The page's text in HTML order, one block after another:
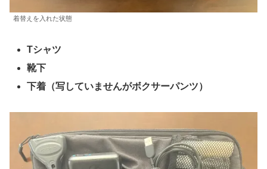
着替えを入れた状態
Tシャツ
靴下
下着（写していませんがボクサーパンツ）